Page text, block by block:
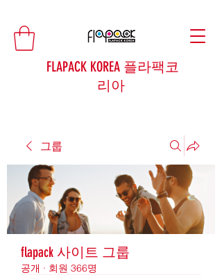
FLAPACK KOREA 플라팩코
리아
그룹
flapack 사이트 그룹
공개 · 회원 366명